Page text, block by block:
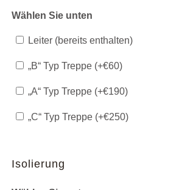
Wählen Sie unten
Leiter (bereits enthalten)
„B“ Typ Treppe (+€60)
„A“ Typ Treppe (+€190)
„C“ Typ Treppe (+€250)
Isolierung